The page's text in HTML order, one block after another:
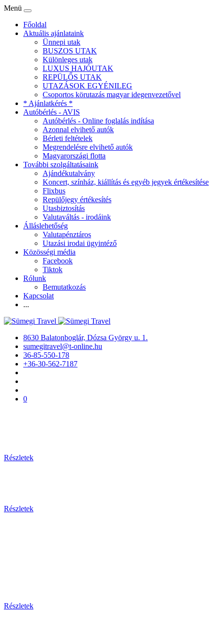
Menü
Főoldal
Aktuális ajánlataink
Ünnepi utak
BUSZOS UTAK
Különleges utak
LUXUS HAJÓUTAK
REPÜLŐS UTAK
UTAZÁSOK EGYÉNILEG
Csoportos körutazás magyar idegenvezetővel
* Ajánlatkérés *
Autóbérlés - AVIS
Autóbérlés - Online foglalás indítása
Azonnal elvihető autók
Bérleti feltételek
Megrendelésre elvihető autók
Magyarországi flotta
További szolgáltatásaink
Ajándékutalvány
Koncert, színház, kiállítás és egyéb jegyek értékesítése
Flixbus
Repülőjegy értékesítés
Utasbiztosítás
Valutaváltás - irodáink
Álláslehetőség
Valutapénztáros
Utazási irodai ügyintéző
Közösségi média
Facebook
Tiktok
Rólunk
Bemutatkozás
Kapcsolat
...
8630 Balatonboglár, Dózsa György u. 1.
sumegitravel@t-online.hu
36-85-550-178
+36-30-562-7187
0
Részletek
Részletek
Részletek